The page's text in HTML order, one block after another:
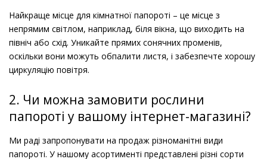
Найкраще місце для кімнатної папороті – це місце з
непрямим світлом, наприклад, біля вікна, що виходить на
північ або схід. Уникайте прямих сонячних променів,
оскільки вони можуть обпалити листя, і забезпечте хорошу
циркуляцію повітря.
2. Чи можна замовити рослини
папороті у вашому інтернет-магазині?
Ми раді запропонувати на продаж різноманітні види
папороті. У нашому асортименті представлені різні сорти